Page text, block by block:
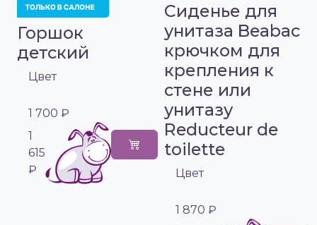
Горшок
детский
Цвет
1 700 ₽
1
615
₽
Сиденье для
унитаза Beabaс
крючком для
крепления к
стене или
унитазу
Reducteur de
toilette
Цвет
1 870 ₽